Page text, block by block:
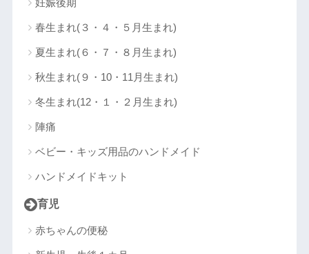
妊娠後期
春生まれ(３・４・５月生まれ)
夏生まれ(６・７・８月生まれ)
秋生まれ(９・10・11月生まれ)
冬生まれ(12・１・２月生まれ)
陣痛
ベビー・キッズ用品のハンドメイド
ハンドメイドキット
育児
赤ちゃんの便秘